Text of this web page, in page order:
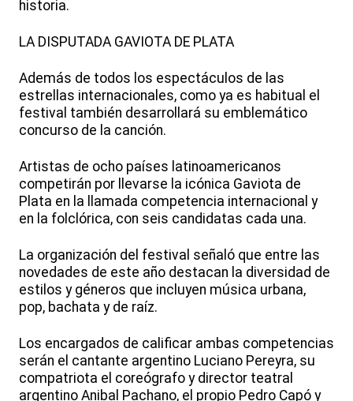
historia.
LA DISPUTADA GAVIOTA DE PLATA
Además de todos los espectáculos de las
estrellas internacionales, como ya es habitual el
festival también desarrollará su emblemático
concurso de la canción.
Artistas de ocho países latinoamericanos
competirán por llevarse la icónica Gaviota de
Plata en la llamada competencia internacional y
en la folclórica, con seis candidatas cada una.
La organización del festival señaló que entre las
novedades de este año destacan la diversidad de
estilos y géneros que incluyen música urbana,
pop, bachata y de raíz.
Los encargados de calificar ambas competencias
serán el cantante argentino Luciano Pereyra, su
compatriota el coreógrafo y director teatral
argentino Anibal Pachano, el propio Pedro Capó y